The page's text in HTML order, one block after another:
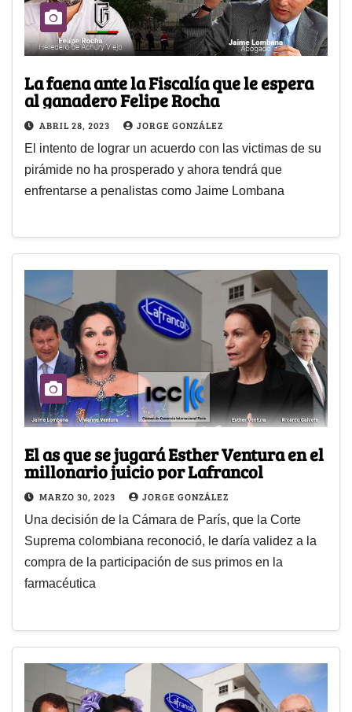
La faena ante la Fiscalía que le espera
al ganadero Felipe Rocha
ABRIL 28, 2023 JORGE GONZÁLEZ
El intento de lograr un acuerdo con las victimas de su
pirámide no ha prosperado y ahora tendrá que
enfrentarse a penalistas como Jaime Lombana
El as que se jugará Esther Ventura en el
millonario juicio por Lafrancol
MARZO 30, 2023 JORGE GONZÁLEZ
Una decisión de la Cámara de París, que la Corte
Suprema colombiana reconoció, le daría validez a la
compra de la participación de sus primos en la
farmacéutica